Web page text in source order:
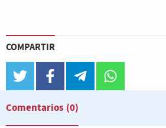
COMPARTIR
twitter facebook telegram
Comentarios (0)